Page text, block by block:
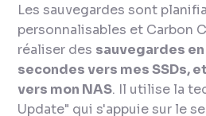
Les sauvegardes sont
personnalisables et Carbon
réaliser des sauvegardes
secondes vers mes SSDs,
vers mon NAS. Il utilise la
Update" qui s'appuie sur le